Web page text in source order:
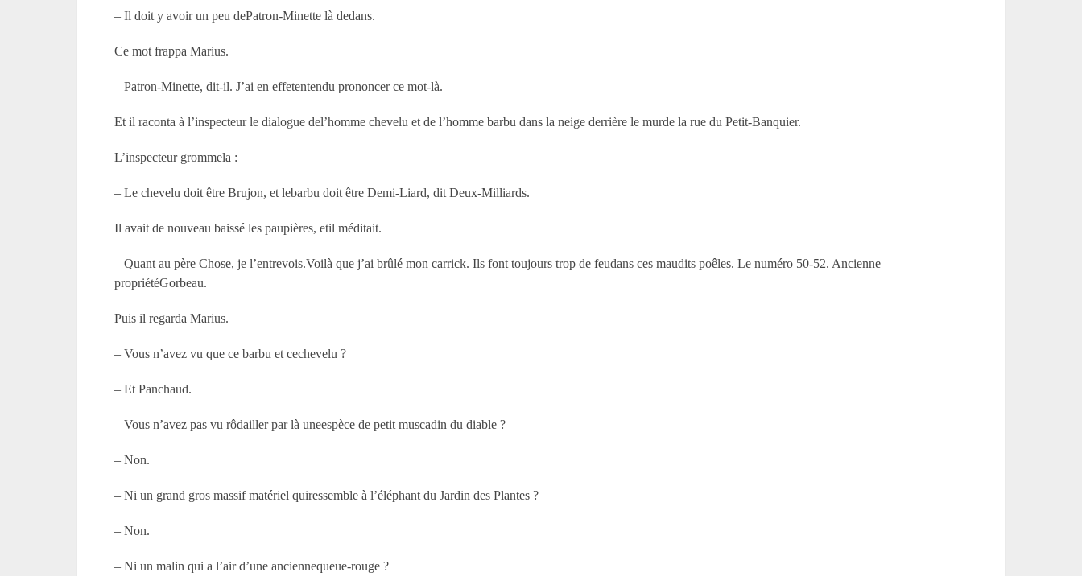
– Il doit y avoir un peu dePatron-Minette là dedans.
Ce mot frappa Marius.
– Patron-Minette, dit-il. J’ai en effetentendu prononcer ce mot-là.
Et il raconta à l’inspecteur le dialogue del’homme chevelu et de l’homme barbu dans la neige derrière le murde la rue du Petit-Banquier.
L’inspecteur grommela :
– Le chevelu doit être Brujon, et lebarbu doit être Demi-Liard, dit Deux-Milliards.
Il avait de nouveau baissé les paupières, etil méditait.
– Quant au père Chose, je l’entrevois.Voilà que j’ai brûlé mon carrick. Ils font toujours trop de feudans ces maudits poêles. Le numéro 50-52. Ancienne
propriétéGorbeau.
Puis il regarda Marius.
– Vous n’avez vu que ce barbu et cechevelu ?
– Et Panchaud.
– Vous n’avez pas vu rôdailler par là uneespèce de petit muscadin du diable ?
– Non.
– Ni un grand gros massif matériel quiressemble à l’éléphant du Jardin des Plantes ?
– Non.
– Ni un malin qui a l’air d’une anciennequeue-rouge ?